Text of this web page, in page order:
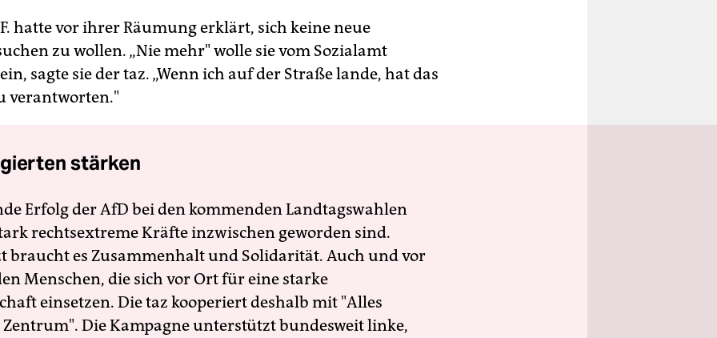
hatte vor ihrer Räumung erklärt, sich keine neue
zu wollen. „Nie mehr" wolle sie vom Sozialamt
sagte sie der taz. „Wenn ich auf der Straße lande, hat das
verantworten."
stärken
Erfolg der AfD bei den kommenden Landtagswahlen
rechtsextreme Kräfte inzwischen geworden sind.
braucht es Zusammenhalt und Solidarität. Auch und vor
Menschen, die sich vor Ort für eine starke
einsetzen. Die taz kooperiert deshalb mit "Alles
Die Kampagne unterstützt bundesweit linke,